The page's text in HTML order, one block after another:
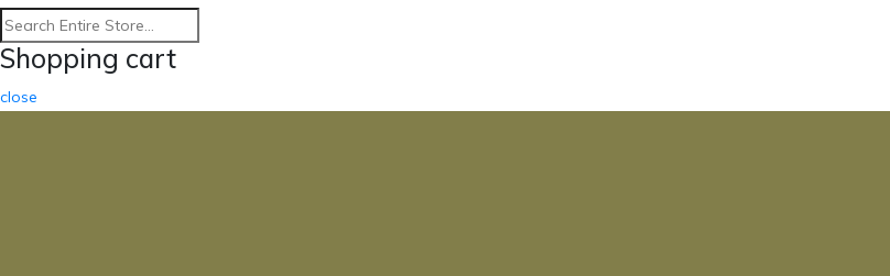
Shopping cart
close